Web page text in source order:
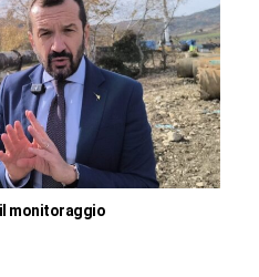
monitoraggio